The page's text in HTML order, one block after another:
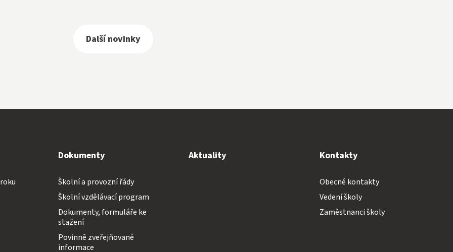
Další novinky
Dokumenty
Školní a provozní řády
Školní vzdělávací program
Dokumenty, formuláře ke
stažení
Povinně zveřejňované
informace
Aktuality Kontakty
Obecné kontakty
Vedení školy
Zaměstnanci školy